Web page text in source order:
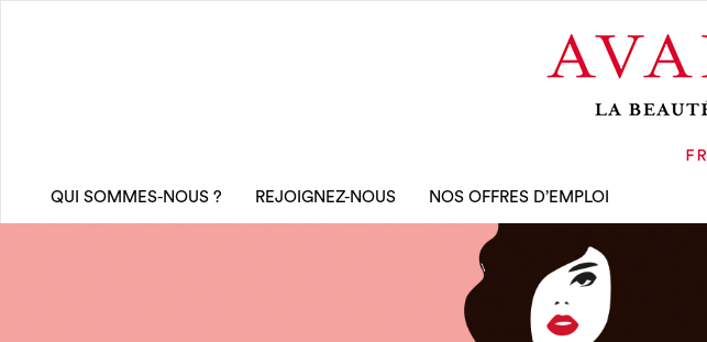
QUI SOMMES-NOUS ? REJOIGNEZ-NOUS NOS OFFRES D’EMPLOI